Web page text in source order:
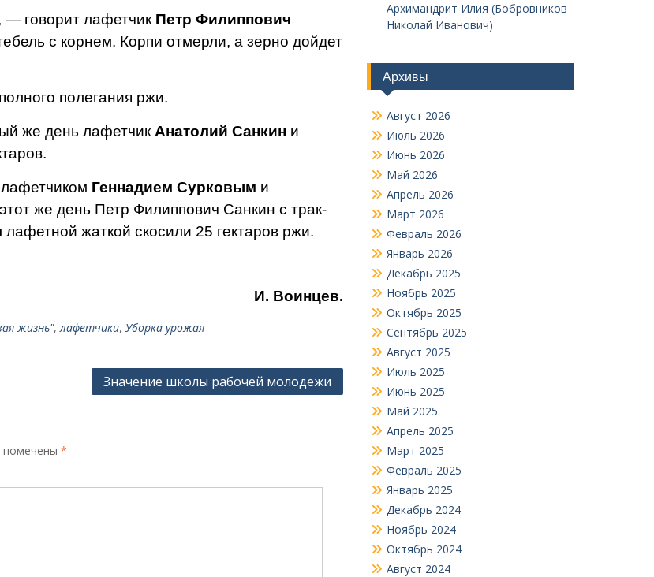
— говорит лафетчик Петр Филиппович
с корнем. Корпи отмерли, а зерно дойдет
полегания ржи.
же день лафетчик Анатолий Санкин и
Геннадием Сурковым и
же день Петр Фи­липпович Санкин с трак­
лафет­ной жаткой скосили 25 гектаров ржи.
И. Воинцев.
жизнь",лафетчики, Уборка урожая
Значение школы рабочей молодежи
помечены *
Архимандрит Илия (Бобровников
Николай Иванович)
Архивы
Август 2026
Июль 2026
Июнь 2026
Май 2026
Апрель 2026
Март 2026
Февраль 2026
Январь 2026
Декабрь 2025
Ноябрь 2025
Октябрь 2025
Сентябрь 2025
Август 2025
Июль 2025
Июнь 2025
Май 2025
Апрель 2025
Март 2025
Февраль 2025
Январь 2025
Декабрь 2024
Ноябрь 2024
Октябрь 2024
Август 2024